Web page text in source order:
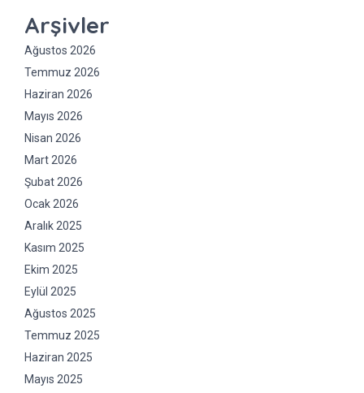
Arşivler
Ağustos 2026
Temmuz 2026
Haziran 2026
Mayıs 2026
Nisan 2026
Mart 2026
Şubat 2026
Ocak 2026
Aralık 2025
Kasım 2025
Ekim 2025
Eylül 2025
Ağustos 2025
Temmuz 2025
Haziran 2025
Mayıs 2025